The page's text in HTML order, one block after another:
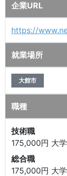
企業URL
https://
就業場所
大館市
職種
技術職
175,000円 大
総合職
175,000円 大